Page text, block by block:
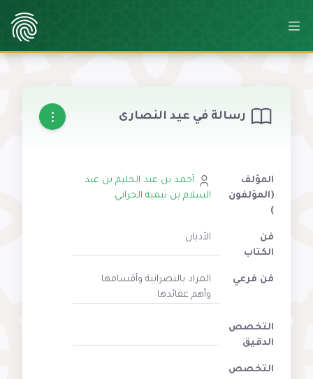
رسالة في عيد النصارى
المؤلف
(المؤلفون
)
أحمد بن عبد الحليم بن عبد
السلام بن تيمية الحراني
فن
الكتاب
الأديان
فن فرعي
المراد بالنصرانية وأقسامها
وأهم عقائدها
التخصص
الدقيق
التخصص